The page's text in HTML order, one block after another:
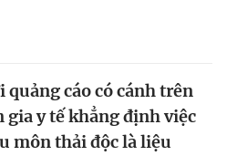
Magazine
cáo có cánh trên
gia y tế khẳng định việc
môn thải độc là liệu